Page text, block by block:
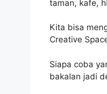
taman, kafe,
Kita bisa
Creative
Siapa coba
bakalan jadi